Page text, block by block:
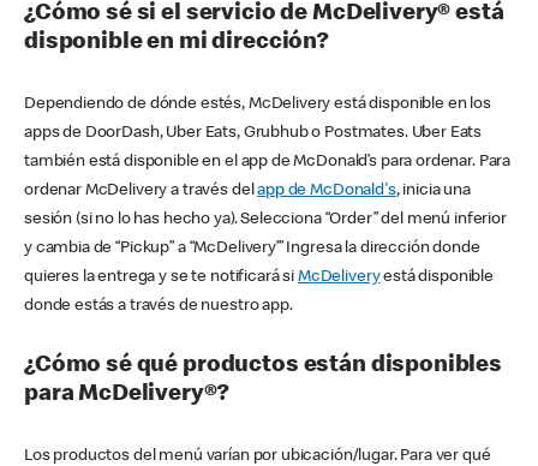
¿Cómo sé si el servicio de McDelivery® está
disponible en mi dirección?
Dependiendo de dónde estés, McDelivery está disponible en los
apps de DoorDash, Uber Eats, Grubhub o Postmates. Uber Eats
también está disponible en el app de McDonald’s para ordenar. Para
ordenar McDelivery a través delapp de McDonald's, inicia una
sesión (si no lo has hecho ya). Selecciona “Order” del menú inferior
y cambia de “Pickup” a “McDelivery’” Ingresa la dirección donde
quieres la entrega y se te notificará si McDeliveryestá disponible
donde estás a través de nuestro app.
¿Cómo sé qué productos están disponibles
para McDelivery®?
Los productos del menú varían por ubicación/lugar. Para ver qué